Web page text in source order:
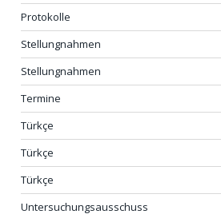
Protokolle
Stellungnahmen
Stellungnahmen
Termine
Türkçe
Türkçe
Türkçe
Untersuchungsausschuss